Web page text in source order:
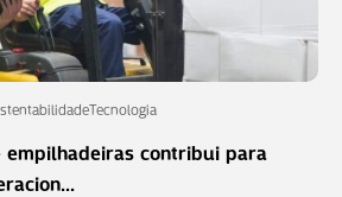
Tecnologia
empilhadeiras contribui para